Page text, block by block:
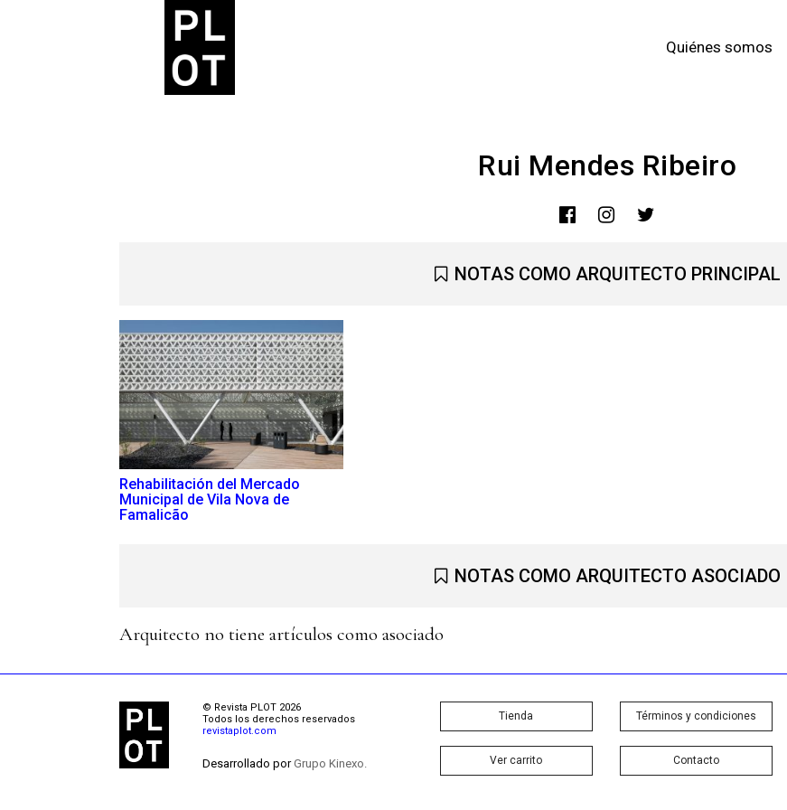
Quiénes somos
Rui Mendes Ribeiro
NOTAS COMO ARQUITECTO PRINCIPAL
Rehabilitación del Mercado
Municipal de Vila Nova de
Famalicão
NOTAS COMO ARQUITECTO ASOCIADO
Arquitecto no tiene artículos como asociado
© Revista PLOT 2026
Todos los derechos reservados
revistaplot.com
Desarrollado porGrupo Kinexo.
Tienda
Ver carrito
Términos y condiciones
Contacto